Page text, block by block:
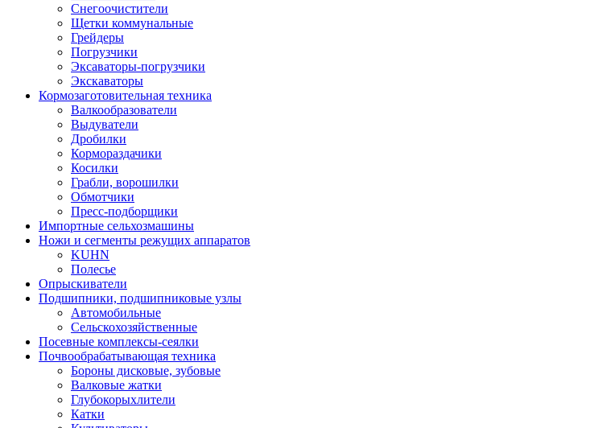
Снегоочистители
Щетки коммунальные
Грейдеры
Погрузчики
Эксаваторы-погрузчики
Экскаваторы
Кормозаготовительная техника
Валкообразователи
Выдуватели
Дробилки
Кормораздачики
Косилки
Грабли, ворошилки
Обмотчики
Пресс-подборщики
Импортные сельхозмашины
Ножи и сегменты режущих аппаратов
KUHN
Полесье
Опрыскиватели
Подшипники, подшипниковые узлы
Автомобильные
Сельскохозяйственные
Посевные комплексы-сеялки
Почвообрабатывающая техника
Бороны дисковые, зубовые
Валковые жатки
Глубокорыхлители
Катки